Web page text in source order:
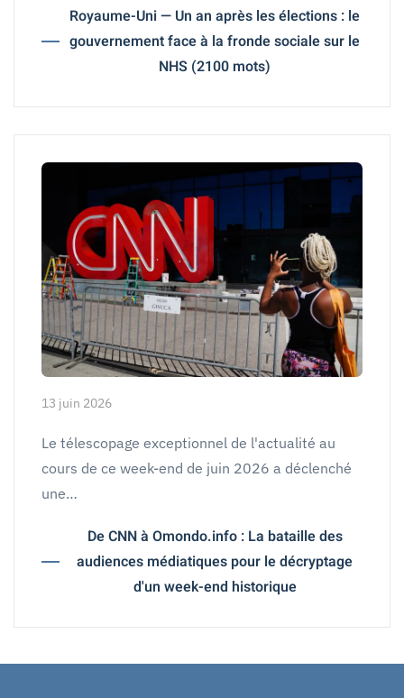
Royaume-Uni — Un an après les élections : le
gouvernement face à la fronde sociale sur le
NHS (2100 mots)
13 juin 2026
Le télescopage exceptionnel de l'actualité au
cours de ce week-end de juin 2026 a déclenché
une…
De CNN à Omondo.info : La bataille des
audiences médiatiques pour le décryptage
d'un week-end historique